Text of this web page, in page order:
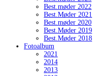
Best.møder 2022
Best.Møder 2021
Best.møder 2020
Best.Møder 2019
Best.Møder 2018
Fotoalbum
2021
2014
2013